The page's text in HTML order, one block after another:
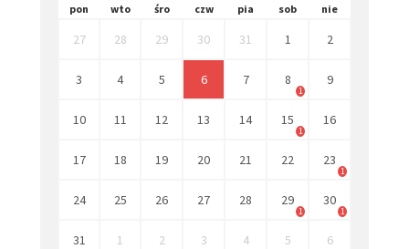
pon wto śro czw pia sob nie
27 28 29 30 31 1 2
3 4 5 6 7 8
1
9
10 11 12 13 14 15
1
16
17 18 19 20 21 22 23
1
24 25 26 27 28 29
1
30
1
31 1 2 3 4 5 6